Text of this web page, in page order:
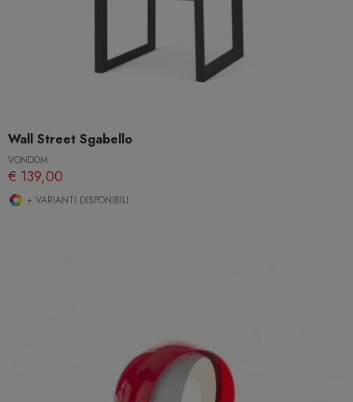
Wall Street Sgabello
VONDOM
€ 139,00
+ VARIANTI DISPONIBILI